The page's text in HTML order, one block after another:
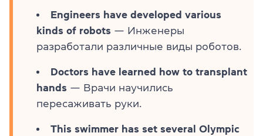
Engineers have developed various
kinds of robots — Инженеры
разработали различные виды роботов.
Doctors have learned how to transplant
hands — Врачи научились
пересаживать руки.
This swimmer has set several Olympic